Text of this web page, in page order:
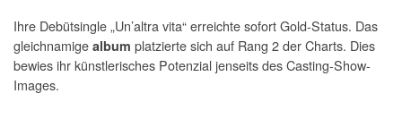
Ihre Debütsingle „Un’altra vita“ erreichte sofort Gold-Status. Das
gleichnamige album platzierte sich auf Rang 2 der Charts. Dies
bewies ihr künstlerisches Potenzial jenseits des Casting-Show-
Images.